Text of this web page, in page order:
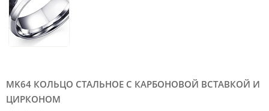
MK64 КОЛЬЦО СТАЛЬНОЕ С КАРБОНОВОЙ ВСТАВКОЙ И
ЦИРКОНОМ